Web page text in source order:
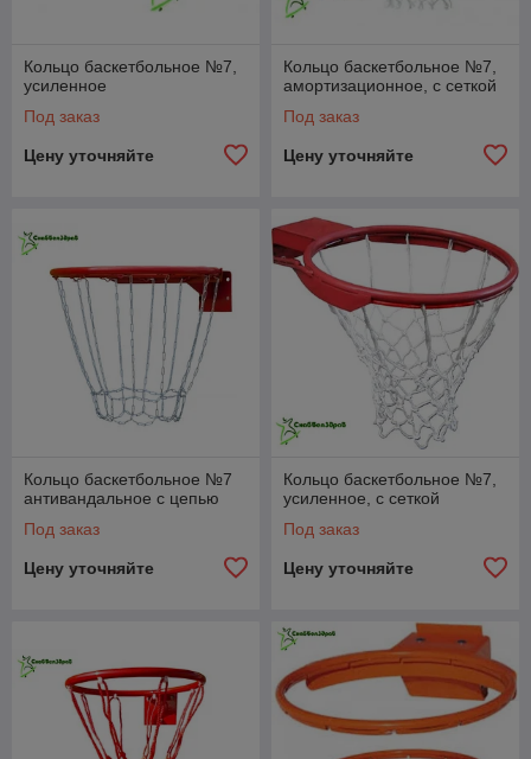
Кольцо баскетбольное №7,
усиленное
Под заказ
Цену уточняйте
Кольцо баскетбольное №7,
амортизационное, с сеткой
Под заказ
Цену уточняйте
Кольцо баскетбольное №7
антивандальное с цепью
Под заказ
Цену уточняйте
Кольцо баскетбольное №7,
усиленное, с сеткой
Под заказ
Цену уточняйте